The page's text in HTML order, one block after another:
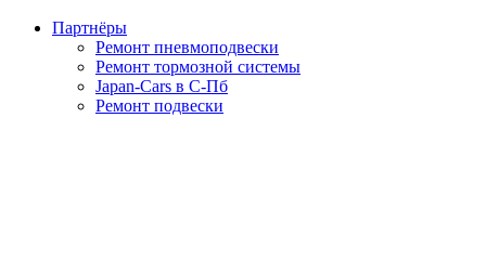
Партнёры
Ремонт пневмоподвески
Ремонт тормозной системы
Japan-Cars в С-Пб
Ремонт подвески